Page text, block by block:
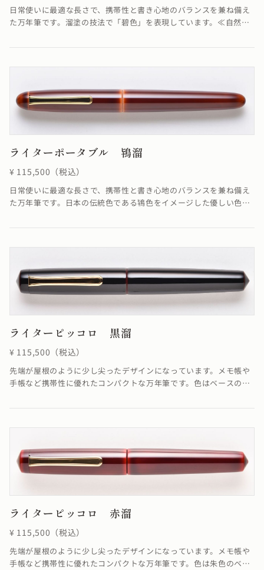
日常使いに最適な長さで、携帯性と書き心地のバランスを兼ね備え
た万年筆です。溜塗の技法で「碧色」を表現しています。≪自然素
ございます≫
ライターポータブル 鴇溜
¥ 115,500（税込）
日常使いに最適な長さで、携帯性と書き心地のバランスを兼ね備え
た万年筆です。日本の伝統色である鴇色をイメージした優しい色と
っています。鴇溜の「溜塗り」とは、透けによって漆のたまり状態
ライターピッコロ 黒溜
¥ 115,500（税込）
先端が屋根のように少し尖ったデザインになっています。メモ帳や
手帳など携帯性に優れたコンパクトな万年筆です。色はベースの朱
いが融合し優雅ともいえる雰囲気を醸し出した仕上がりになってい
ライターピッコロ 赤溜
¥ 115,500（税込）
先端が屋根のように少し尖ったデザインになっています。メモ帳や
手帳など携帯性に優れたコンパクトな万年筆です。色は朱色のベー